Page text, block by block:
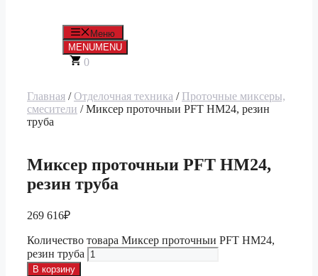
Меню
MENUMENU
0
Главная /Отделочная техника / Проточные миксеры,
смесители / Миксер проточныи PFT НМ24, резин
труба
Миксер проточныи PFT НМ24,
резин труба
269 616₽
Количество товара Миксер проточныи PFT НМ24,
резин труба
В корзину